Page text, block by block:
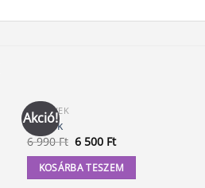
Akció!
KÖNYVEK
A Titok
6 990Ft Original
was:
6
6 500 FtCurrent
is:
6
KOSÁRBA TESZEM